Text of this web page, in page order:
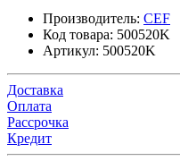
Производитель: CEF
Код товара: 500520K
Артикул: 500520K
Доставка
Оплата
Рассрочка
Кредит